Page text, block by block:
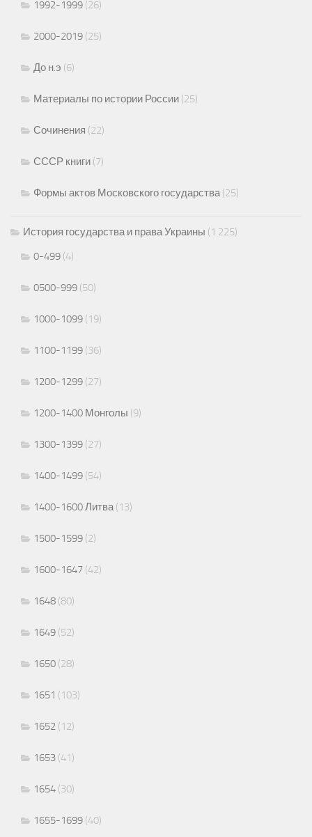
1992-1999 (26)
2000-2019 (25)
До н.э (6)
Материалы по истории России (25)
Сочинения (22)
СССР книги (7)
Формы актов Московского государства(25)
История государства и права Украины (1 225)
0-499 (4)
0500-999 (50)
1000-1099 (19)
1100-1199 (36)
1200-1299 (27)
1200-1400 Монголы (9)
1300-1399 (27)
1400-1499 (54)
1400-1600 Литва(13)
1500-1599 (2)
1600-1647 (42)
1648 (80)
1649 (52)
1650 (28)
1651 (103)
1652 (12)
1653 (41)
1654 (30)
1655-1699 (40)